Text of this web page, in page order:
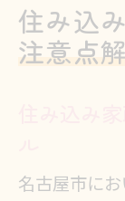
住み込
注意点
名古屋市に